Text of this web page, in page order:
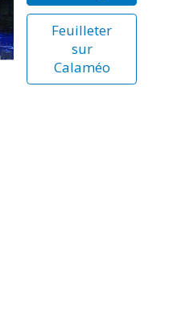
Feuilleter
sur
Calaméo